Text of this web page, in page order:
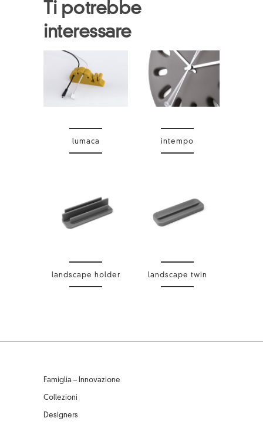
Ti potrebbe
interessare
lumaca intempo
landscape holder landscape twin
Famiglia – Innovazione
Collezioni
Designers